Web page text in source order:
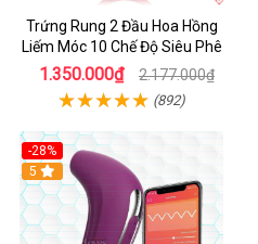
Trứng Rung 2 Đầu Hoa Hồng
Liếm Móc 10 Chế Độ Siêu Phê
1.350.000₫ 2.177.000₫
(892)
-28%
Hot
5